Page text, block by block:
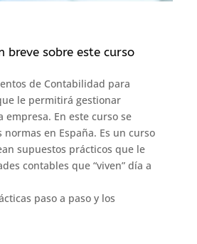
breve sobre este curso
de Contabilidad para
le permitirá gestionar
En este curso se
normas en España. Es un curso
supuestos prácticos que le
contables que “viven” día a
paso a paso y los